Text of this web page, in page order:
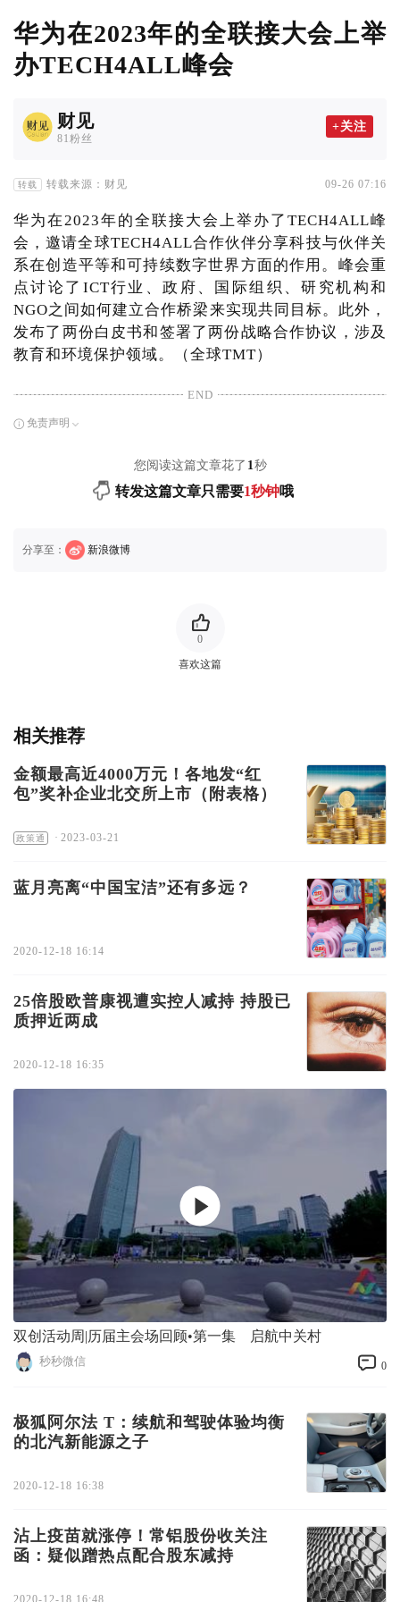
华为在2023年的全联接大会上举
办TECH4ALL峰会
财见
81粉丝
+关注
转载 转载来源：财见 09-26 07:16
华为在2023年的全联接大会上举办了TECH4ALL峰
会，邀请全球TECH4ALL合作伙伴分享科技与伙伴关
系在创造平等和可持续数字世界方面的作用。峰会重
点讨论了ICT行业、政府、国际组织、研究机构和
NGO之间如何建立合作桥梁来实现共同目标。此外，
发布了两份白皮书和签署了两份战略合作协议，涉及
教育和环境保护领域。（全球TMT）
END
免责声明
您阅读这篇文章花了 1秒
转发这篇文章只需要1秒钟哦
分享至： 新浪微博
喜欢这篇
0
相关推荐
金额最高近4000万元！各地发“红
包”奖补企业北交所上市（附表格）
政策通 · 2023-03-21
蓝月亮离“中国宝洁”还有多远？
2020-12-18 16:14
25倍股欧普康视遭实控人减持 持股已
质押近两成
2020-12-18 16:35
双创活动周|历届主会场回顾•第一集 启航中关村
秒秒微信 0
极狐阿尔法 T：续航和驾驶体验均衡
的北汽新能源之子
2020-12-18 16:38
沾上疫苗就涨停！常铝股份收关注
函：疑似蹭热点配合股东减持